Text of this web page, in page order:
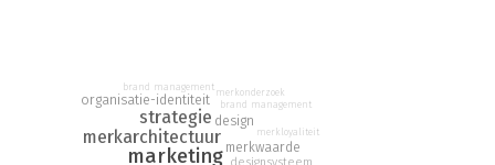
Strategisch brand design is een nieuw boek dat studenten en
professionals een helder overzicht biedt van de belangrijkste
stappen bij het ontwikkelen van design voor merken. Het
bestaat uit vier delen. Het begint met een heldere uitleg van
marketing
merkarchitectuur
strategie
organisatie-identiteit
design
merkwaarde
brand management
merkonderzoek
brand management
merkloyaliteit